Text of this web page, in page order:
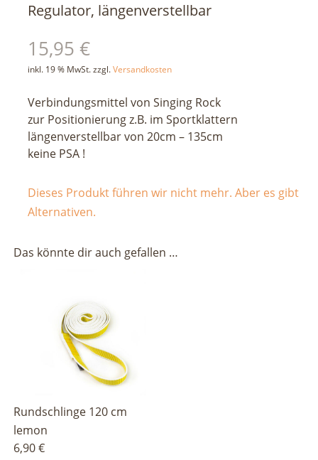
Regulator, längenverstellbar
15,95 €
inkl. 19 % MwSt. zzgl.Versandkosten
Verbindungsmittel von Singing Rock
zur Positionierung z.B. im Sportklattern
längenverstellbar von 20cm – 135cm
keine PSA !
Dieses Produkt führen wir nicht mehr. Aber es gibt
Alternativen.
Das könnte dir auch gefallen …
Rundschlinge 120 cm
lemon
6,90€